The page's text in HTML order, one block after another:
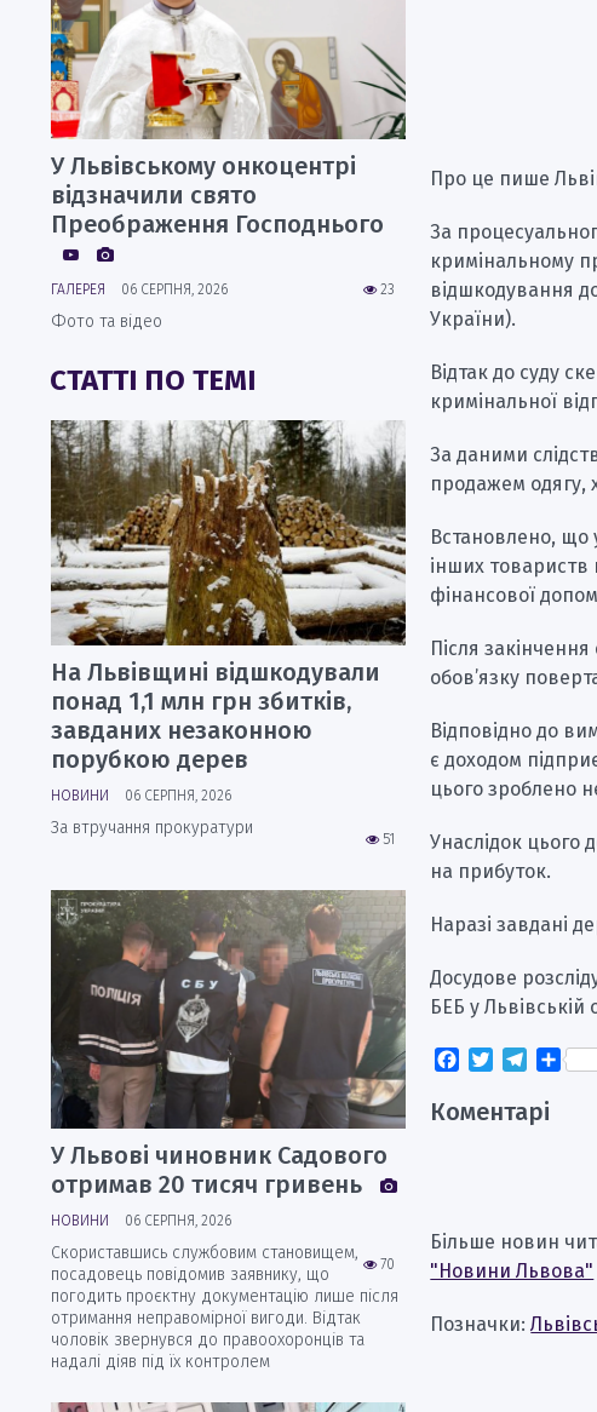
Про це пише
За
кримінальному
відшкодування
України).
Відтак до суду
кримінальної
За даними
продажем одягу,
Встановлено, що
інших товариств
фінансової
Після
обов’язку
Відповідно до
є доходом
цього зроблено
Унаслідок
на прибуток.
Наразі завдані
Досудове
БЕБ у Львівській
Facebook
TwitterTelegram
Коментарі
Більше новин
"Новини Львова"
Позначки:
У Львівському онкоцентрі
відзначили свято
Преображення Господнього
23
ГАЛЕРЕЯ 06 СЕРПНЯ, 2026
Фото та відео
СТАТТІ ПО ТЕМІ
На Львівщині відшкодували
понад 1,1 млн грн збитків,
завданих незаконною
порубкою дерев
НОВИНИ 06 СЕРПНЯ, 2026
51
За втручання прокуратури
У Львові чиновник Садового
отримав 20 тисяч гривень
НОВИНИ 06 СЕРПНЯ, 2026
70
Скориставшись службовим становищем,
посадовець повідомив заявнику, що
погодить проєктну документацію лише після
отримання неправомірної вигоди. Відтак
чоловік звернувся до правоохоронців та
надалі діяв під їх контролем